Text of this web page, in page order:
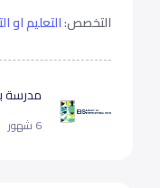
التخصص:التعليم او
مدرسة
6 شهور